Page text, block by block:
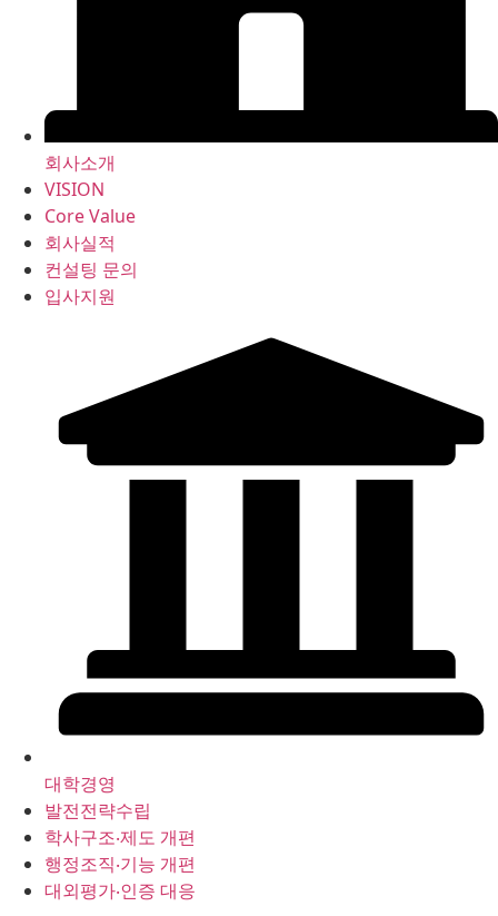
회사소개
VISION
Core Value
회사실적
컨설팅 문의
입사지원
대학경영
발전전략수립
학사구조‧제도 개편
행정조직‧기능 개편
대외평가‧인증 대응